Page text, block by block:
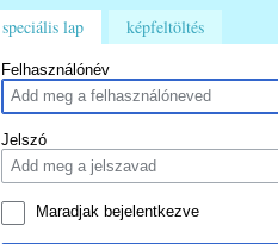
speciális lap képfeltöltés
Felhasználónév
Jelszó
Maradjak bejelentkezve